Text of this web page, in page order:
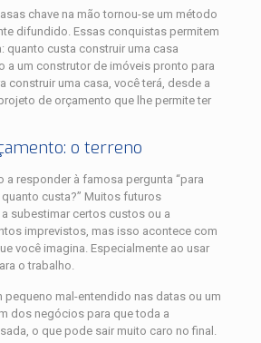
chave na mão tornou-se um método
difundido. Essas conquistas permitem
quanto custa construir uma casa
a um construtor de imóveis pronto para
construir uma casa, você terá, desde a
de orçamento que lhe permite ter
o terreno
a responder à famosa pergunta “para
custa?” Muitos futuros
subestimar certos custos ou a
imprevistos, mas isso acontece com
você imagina. Especialmente ao usar
o trabalho.
pequeno mal-entendido nas datas ou um
dos negócios para que toda a
o que pode sair muito caro no final.